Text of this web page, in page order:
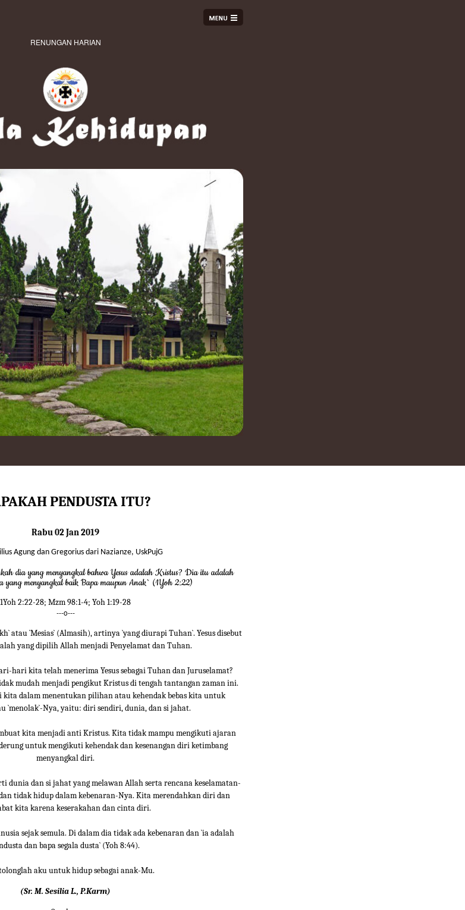
RENUNGAN HARIAN
PENDUSTA ITU?
Rabu 02 Jan 2019
Agung dan Gregorius dari Nazianze, UskPujG
dia yang menyangkal bahwa Yesus adalah Kristus? Dia itu adalah
yang menyangkal baik Bapa maupun Anak` (1Yoh 2:22)
1Yoh 2:22-28; Mzm 98:1-4; Yoh 1:19-28
---o---
atau `Mesias` (Almasih), artinya `yang diurapi Tuhan`. Yesus disebut
yang dipilih Allah menjadi Penyelamat dan Tuhan.
hari kita telah menerima Yesus sebagai Tuhan dan Juruselamat?
mudah menjadi pengikut Kristus di tengah tantangan zaman ini.
kita dalam menentukan pilihan atau kehendak bebas kita untuk
`menolak`-Nya, yaitu: diri sendiri, dunia, dan si jahat.
kita menjadi anti Kristus. Kita tidak mampu mengikuti ajaran
untuk mengikuti kehendak dan kesenangan diri ketimbang
menyangkal diri.
dunia dan si jahat yang melawan Allah serta rencana keselamatan-
tidak hidup dalam kebenaran-Nya. Kita merendahkan diri dan
kita karena keserakahan dan cinta diri.
sejak semula. Di dalam dia tidak ada kebenaran dan `ia adalah
dan bapa segala dusta` (Yoh 8:44).
tolonglah aku untuk hidup sebagai anak-Mu.
(Sr. M. Sesilia L., P.Karm)